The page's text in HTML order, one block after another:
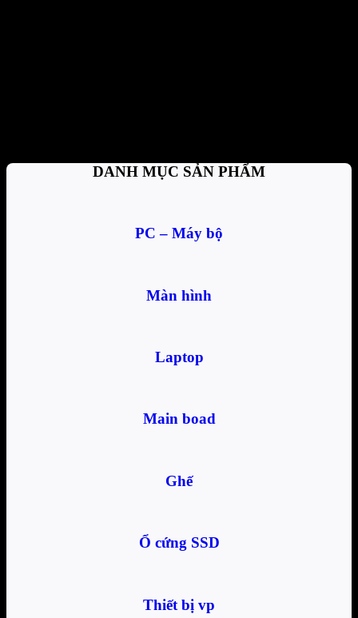
DANH MỤC SẢN PHẨM
PC – Máy bộ
Màn hình
Laptop
Main boad
Ghế
Ổ cứng SSD
Thiết bị vp